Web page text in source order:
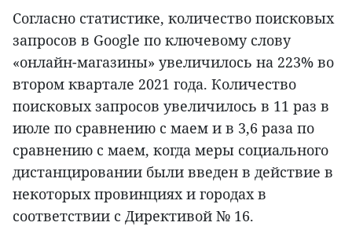
Согласно статистике, количество поисковых
запросов в Google по ключевому слову
«онлайн-магазины» увеличилось на 223% во
втором квартале 2021 года. Количество
поисковых запросов увеличилось в 11 раз в
июле по сравнению с маем и в 3,6 раза по
сравнению с маем, когда меры социального
дистанцировании были введен в действие в
некоторых провинциях и городах в
соответствии с Директивой № 16.